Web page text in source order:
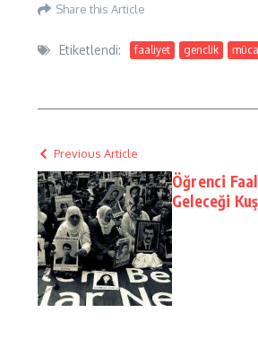
Share this Article
Etiketlendi: faaliyet genclik
Previous Article
Öğrenci
Geleceği